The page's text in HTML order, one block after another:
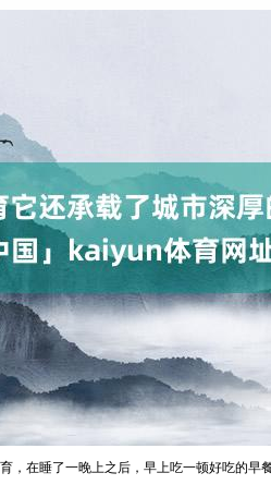
，在睡了一晚上之后，早上吃一顿好吃的早